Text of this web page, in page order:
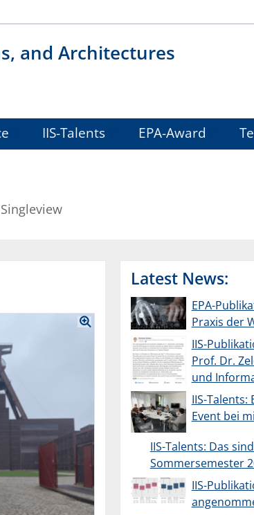
and Architectures
IIS-Talents EPA-Award
Singleview
Latest News:
EPA-
Praxis der
IIS-
Prof. Dr.
und
IIS-
Event bei
IIS-Talents: Das
Sommersemester
IIS-